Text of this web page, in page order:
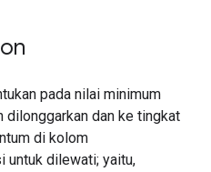
pada nilai minimum
dilonggarkan dan ke tingkat
di kolom
untuk dilewati; yaitu,